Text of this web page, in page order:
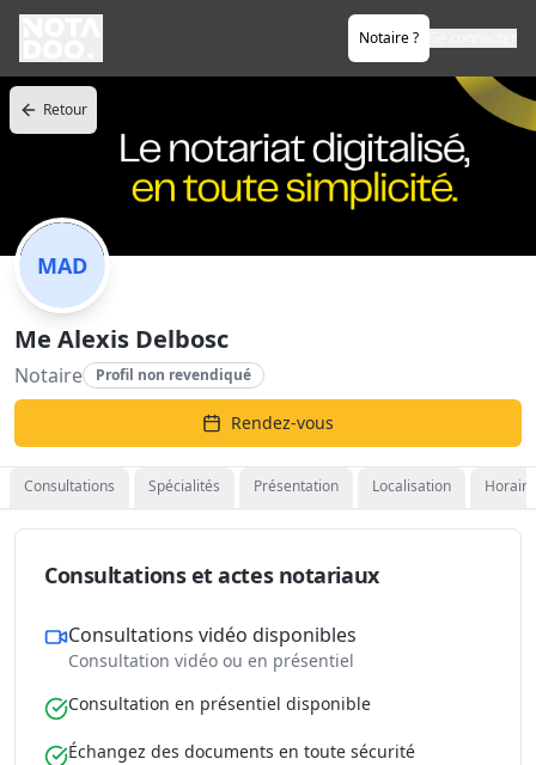
Notaire ?
Retour
MAD
Me Alexis Delbosc
Notaire Profil non revendiqué
Rendez-vous
Consultations Spécialités Présentation Localisation
Consultations et actes notariaux
Consultations vidéo disponibles
Consultation vidéo ou en présentiel
Consultation en présentiel disponible
Échangez des documents en toute sécurité